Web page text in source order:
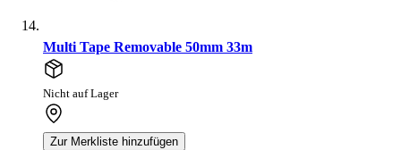
Multi Tape Removable 50mm 33m
Nicht auf Lager
Zur Merkliste hinzufügen